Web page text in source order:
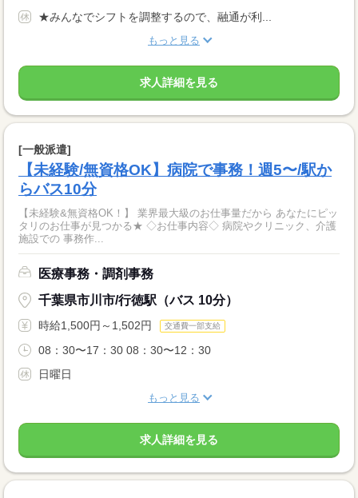
★みんなでシフトを調整するので、融通が利...
もっと見る
求人詳細を見る
[一般派遣]
【未経験/無資格OK】病院で事務！週5〜/駅か
らバス10分
【未経験&無資格OK！】 業界最大級のお仕事量だから あなたにピッ
タリのお仕事が見つかる★ ◇お仕事内容◇ 病院やクリニック、介護
施設での 事務作...
医療事務・調剤事務
千葉県市川市/行徳駅（バス 10分）
時給1,500円～1,502円 交通費一部支給
08：30〜17：30 08：30〜12：30
日曜日
もっと見る
求人詳細を見る